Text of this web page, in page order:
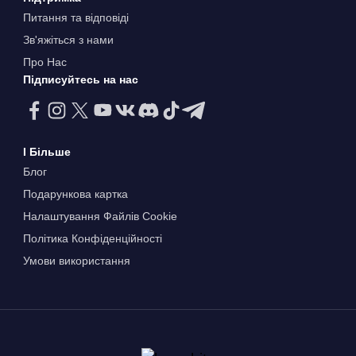
Питання та відповіді
Зв'яжіться з нами
Про Нас
Підписуйтесь на нас
І Більше
Блог
Подарункова картка
Налаштування Файлів Сookie
Політика Конфіденційності
Умови використання